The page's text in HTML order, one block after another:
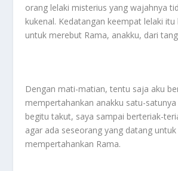
orang lelaki misterius yang wajahnya
kukenal. Kedatangan keempat lelaki itu
untuk merebut Rama, anakku, dari
Dengan mati-matian, tentu saja aku
mempertahankan anakku satu-satunya
begitu takut, saya sampai berteriak-
agar ada seseorang yang datang
mempertahankan Rama.